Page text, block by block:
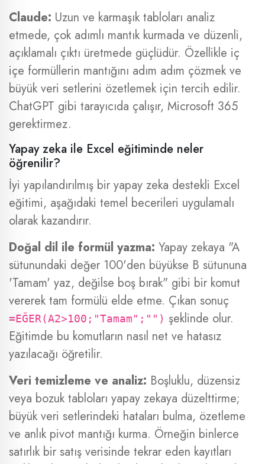
Claude: Uzun ve karmaşık tabloları analiz
etmede, çok adımlı mantık kurmada ve düzenli,
açıklamalı çıktı üretmede güçlüdür. Özellikle iç
içe formüllerin mantığını adım adım çözmek ve
büyük veri setlerini özetlemek için tercih edilir.
ChatGPT gibi tarayıcıda çalışır, Microsoft 365
gerektirmez.
Yapay zeka ile Excel eğitiminde neler
öğrenilir?
İyi yapılandırılmış bir yapay zeka destekli Excel
eğitimi, aşağıdaki temel becerileri uygulamalı
olarak kazandırır.
Doğal dil ile formül yazma: Yapay zekaya "A
sütunundaki değer 100'den büyükse B sütununa
'Tamam' yaz, değilse boş bırak" gibi bir komut
vererek tam formülü elde etme. Çıkan sonuç
=EĞER(A2>100;"Tamam";"") şeklinde olur.
Eğitimde bu komutların nasıl net ve hatasız
yazılacağı öğretilir.
Veri temizleme ve analiz: Boşluklu, düzensiz
veya bozuk tabloları yapay zekaya düzelttirme;
büyük veri setlerindeki hataları bulma, özetleme
ve anlık pivot mantığı kurma. Örneğin binlerce
satırlık bir satış verisinde tekrar eden kayıtları